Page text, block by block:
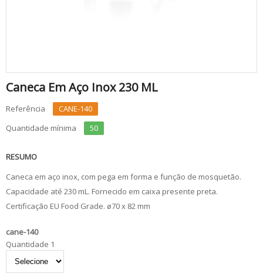
Caneca Em Aço Inox 230 ML
Referência
CANE-140
Quantidade mínima
50
RESUMO
Caneca em aço inox, com pega em forma e função de mosquetão.
Capacidade até 230 mL. Fornecido em caixa presente preta.
Certificação EU Food Grade. ø70 x 82 mm
cane-140
Quantidade 1